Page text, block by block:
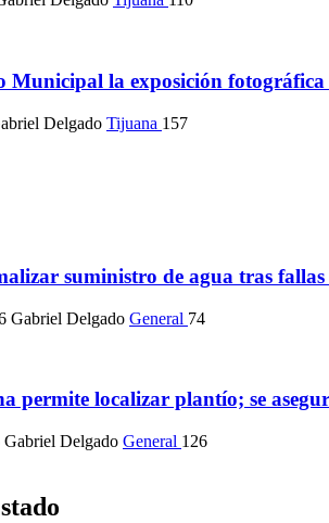
la exposición fotográfica
Delgado Tijuana 157
suministro de agua tras
Gabriel Delgado General 74
permite localizar plantío; se
Gabriel Delgado General 126